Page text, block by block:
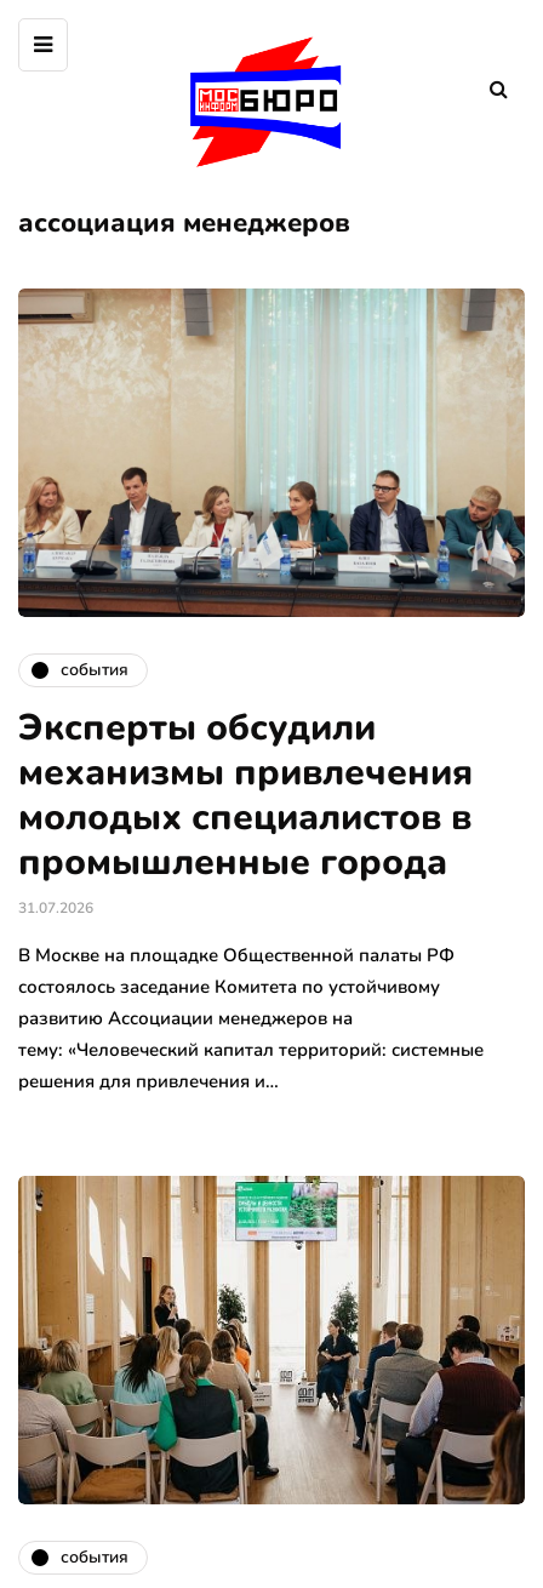
ассоциация менеджеров
события
Эксперты обсудили
механизмы привлечения
молодых специалистов в
промышленные города
31.07.2026
В Москве на площадке Общественной палаты РФ
состоялось заседание Комитета по устойчивому
развитию Ассоциации менеджеров на
тему: «Человеческий капитал территорий: системные
решения для привлечения и…
события